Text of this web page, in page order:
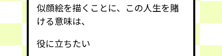
似顔絵を描くことに、この人生を賭
ける意味は、
役に立ちたい